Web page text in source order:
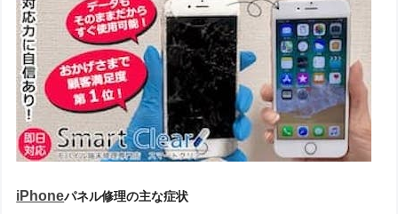
iPhoneパネル修理の主な症状